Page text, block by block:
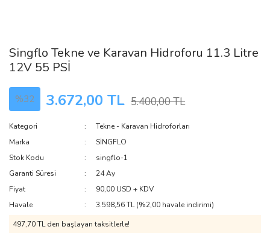
Singflo Tekne ve Karavan Hidroforu 11.3 Litre
12V 55 PSİ
%32 3.672,00 TL 5.400,00 TL
Kategori
Tekne - Karavan Hidroforları
Marka
SİNGFLO
Stok Kodu
singflo-1
Garanti Süresi
24 Ay
Fiyat
90,00 USD + KDV
Havale
3.598,56 TL (%2,00 havale indirimi)
497,70 TL den başlayan taksitlerle!